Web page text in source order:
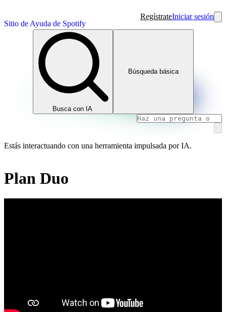
Sitio de Ayuda de Spotify
RegístrateIniciar sesión
Busca con IA
Búsqueda básica
Estás interactuando con una herramienta impulsada por IA.
Plan Duo